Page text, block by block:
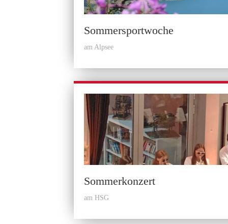
Sommersportwoche
am Alpsee
Sommerkonzert
am HSG